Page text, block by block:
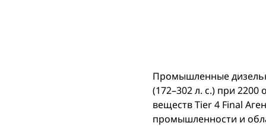
Промышленные
(172–302 л. с.) при
веществ Tier 4 Final
промышленности и